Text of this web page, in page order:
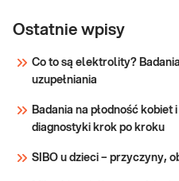
badań na
rozszerzony
→ W celu
na miażdżycę i
leczenia
Profil
Ostatnie wpisy
Co to są elektrolity?
uzupełniania
Badania na płodność kobiet
diagnostyki krok po kroku
SIBO u dzieci – przyczyny,